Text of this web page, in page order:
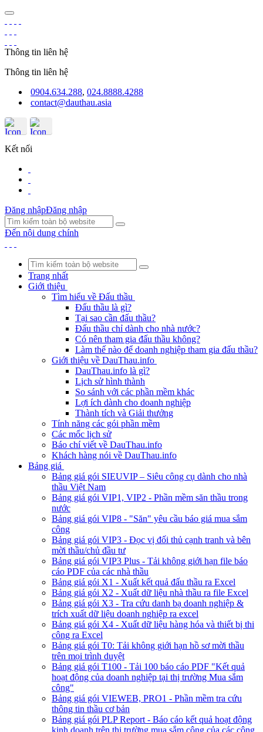
Thông tin liên hệ
Thông tin liên hệ
0904.634.288, 024.8888.4288
contact@dauthau.asia
Kết nối
Đăng nhậpĐăng nhập
Đến nội dung chính
Trang nhất
Giới thiệu
Tìm hiểu về Đấu thầu
Đấu thầu là gì?
Tại sao cần đấu thầu?
Đấu thầu chỉ dành cho nhà nước?
Có nên tham gia đấu thầu không?
Làm thế nào để doanh nghiệp tham gia đấu thầu?
Giới thiệu về DauThau.info
DauThau.info là gì?
Lịch sử hình thành
So sánh với các phần mềm khác
Lợi ích dành cho doanh nghiệp
Thành tích và Giải thưởng
Tính năng các gói phần mềm
Các mốc lịch sử
Báo chí viết về DauThau.info
Khách hàng nói về DauThau.info
Bảng giá
Bảng giá gói SIEUVIP – Siêu công cụ dành cho nhà
thầu Việt Nam
Bảng giá gói VIP1, VIP2 - Phần mềm săn thầu trong
nước
Bảng giá gói VIP8 - "Săn" yêu cầu báo giá mua sắm
công
Bảng giá gói VIP3 - Đọc vị đối thủ cạnh tranh và bên
mời thầu/chủ đầu tư
Bảng giá gói VIP3 Plus - Tải không giới hạn file báo
cáo PDF của các nhà thầu
Bảng giá gói X1 - Xuất kết quả đấu thầu ra Excel
Bảng giá gói X2 - Xuất dữ liệu nhà thầu ra file Excel
Bảng giá gói X3 - Tra cứu danh bạ doanh nghiệp &
trích xuất dữ liệu doanh nghiệp ra excel
Bảng giá gói X4 - Xuất dữ liệu hàng hóa và thiết bị thi
công ra Excel
Bảng giá gói T0: Tải không giới hạn hồ sơ mời thầu
trên mọi trình duyệt
Bảng giá gói T100 - Tải 100 báo cáo PDF "Kết quả
hoạt động của doanh nghiệp tại thị trường Mua sắm
công"
Bảng giá gói VIEWEB, PRO1 - Phần mềm tra cứu
thông tin thầu cơ bản
Bảng giá gói PLP Report - Báo cáo kết quả hoạt động
kinh doanh trên thị trường mua sắm công của các công